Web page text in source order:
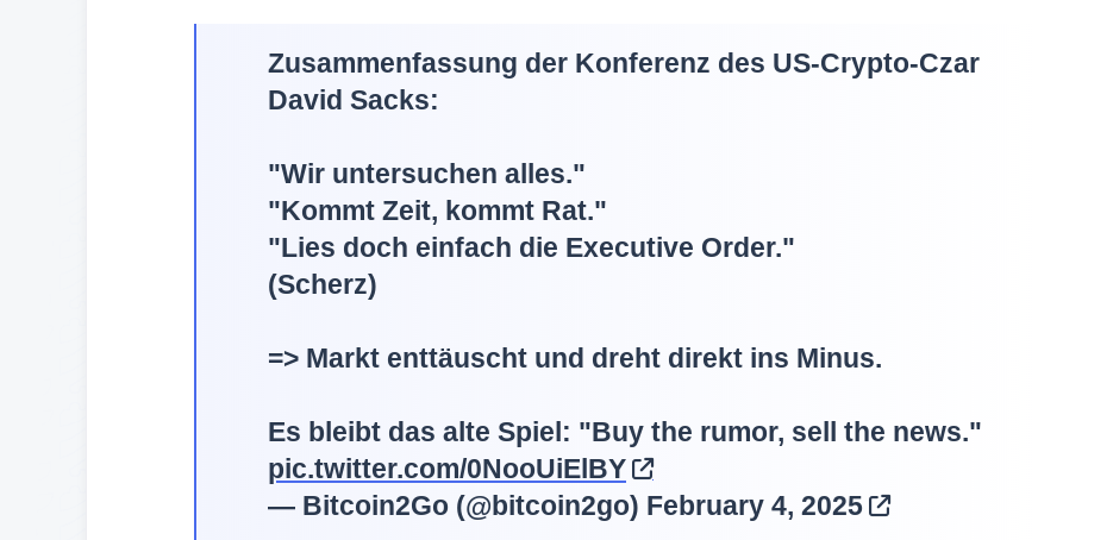
Zusammenfassung der Konferenz des US-Crypto-Czar
David Sacks:
"Wir untersuchen alles."
"Kommt Zeit, kommt Rat."
"Lies doch einfach die Executive Order."
(Scherz)
=> Markt enttäuscht und dreht direkt ins Minus.
Es bleibt das alte Spiel: "Buy the rumor, sell the news."
pic.twitter.com/0NooUiElBY
— Bitcoin2Go (@bitcoin2go) February 4, 2025